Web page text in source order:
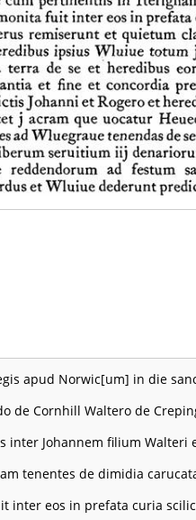
apud Norwic[um] in die
de Cornhill Waltero de
Johannem filium Walteri
tenentes de dimidia
inter eos in prefata curia